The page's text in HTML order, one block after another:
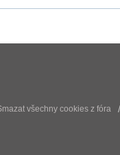
všechny cookies z fóra